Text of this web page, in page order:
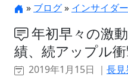
» ブログ» インサイダ
年初早々の激
績、続アップル
2019年1月15日 ｜ 長見